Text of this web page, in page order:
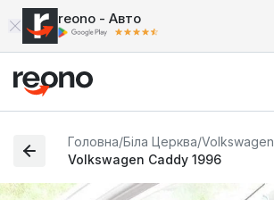
reono - Авто
Головна/Біла Церква/Volkswagen
Volkswagen Caddy 1996